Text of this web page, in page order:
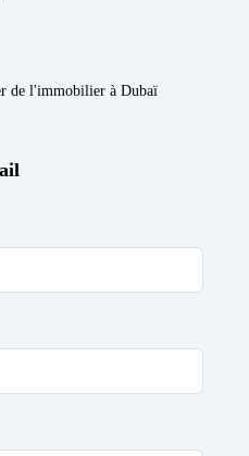
de l'immobilier à Dubaï